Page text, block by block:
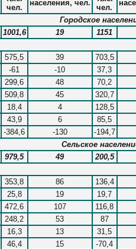
чел.
населения, чел.
чел.
Городское
1001,6 19
1151
575,5 39
703,5
-61 -10
37,3
299,6 48
70,2
509,8 45
320,7
18,4 4
128,5
43,9 6
85,5
-384,6 -130
-194,7
Сельское
979,5 49
200,5
353,8 86
136,4
25,8 19
19,7
472,6 107
116,8
248,2 53
87
16,3 13
31,5
46,4 15
-70,4